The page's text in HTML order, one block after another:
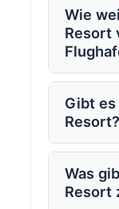
Wie
Resort
Gibt es
Resort?
Was
Resort